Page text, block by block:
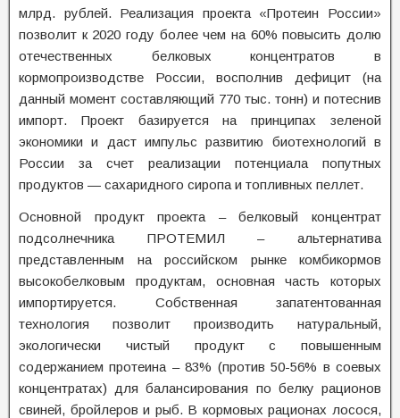
млрд. рублей. Реализация проекта «Протеин России»
позволит к 2020 году более чем на 60% повысить долю
отечественных белковых концентратов в
кормопроизводстве России, восполнив дефицит (на
данный момент составляющий 770 тыс. тонн) и потеснив
импорт. Проект базируется на принципах зеленой
экономики и даст импульс развитию биотехнологий в
России за счет реализации потенциала попутных
продуктов — сахаридного сиропа и топливных пеллет.
Основной продукт проекта – белковый концентрат
подсолнечника ПРОТЕМИЛ – альтернатива
представленным на российском рынке комбикормов
высокобелковым продуктам, основная часть которых
импортируется. Собственная запатентованная
технология позволит производить натуральный,
экологически чистый продукт с повышенным
содержанием протеина – 83% (против 50-56% в соевых
концентратах) для балансирования по белку рационов
свиней, бройлеров и рыб. В кормовых рационах лосося,